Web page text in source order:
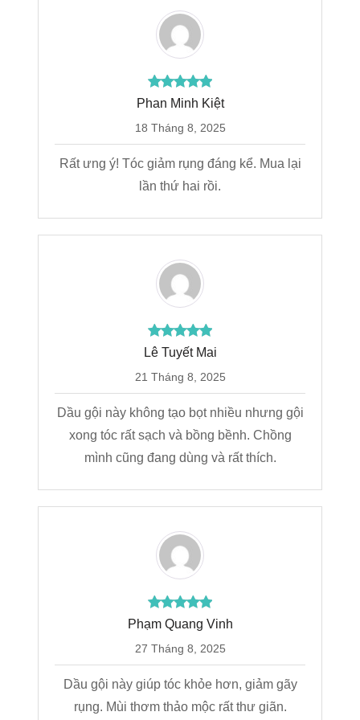
Phan Minh Kiệt
18 Tháng 8, 2025
Rất ưng ý! Tóc giảm rụng đáng kể. Mua lại
lần thứ hai rồi.
Lê Tuyết Mai
21 Tháng 8, 2025
Dầu gội này không tạo bọt nhiều nhưng gội
xong tóc rất sạch và bồng bềnh. Chồng
mình cũng đang dùng và rất thích.
Phạm Quang Vinh
27 Tháng 8, 2025
Dầu gội này giúp tóc khỏe hơn, giảm gãy
rụng. Mùi thơm thảo mộc rất thư giãn.